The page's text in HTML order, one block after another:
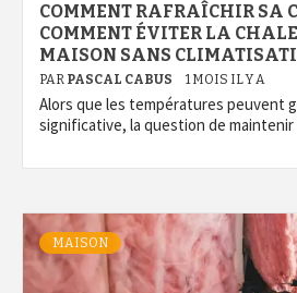
COMMENT RAFRAÎCHIR SA
COMMENT ÉVITER LA
MAISON SANS
PAR PASCAL CABUS 1 MOIS IL Y A
Alors que les températures peuvent
significative, la question de
MAISON